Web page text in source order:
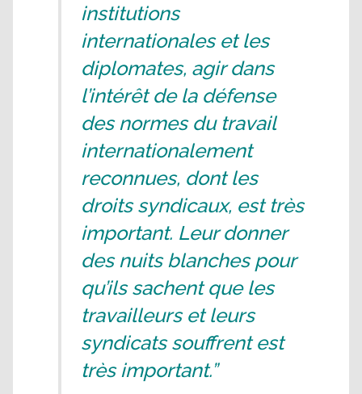
institutions
internationales et les
diplomates, agir dans
l’intérêt de la défense
des normes du travail
internationalement
reconnues, dont les
droits syndicaux, est très
important. Leur donner
des nuits blanches pour
qu’ils sachent que les
travailleurs et leurs
syndicats souffrent est
très important.”